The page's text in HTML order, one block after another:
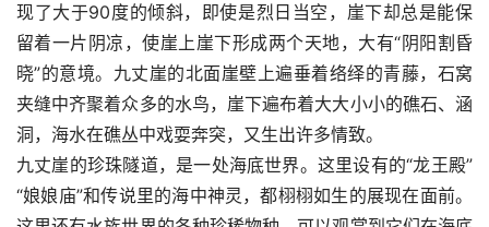
现了大于90度的倾斜，即使是烈日当空，崖下却总是能保
留着一片阴凉，使崖上崖下形成两个天地，大有“阴阳割昏
晓”的意境。九丈崖的北面崖壁上遍垂着络绎的青藤，石窝
夹缝中齐聚着众多的水鸟，崖下遍布着大大小小的礁石、涵
洞，海水在礁丛中戏耍奔突，又生出许多情致。
九丈崖的珍珠隧道，是一处海底世界。这里设有的“龙王殿”
“娘娘庙”和传说里的海中神灵，都栩栩如生的展现在面前。